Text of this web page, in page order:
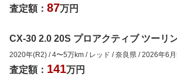
査定額： 87万円
CX-30 2.0 20S プロアクティブ ツーリ
2020年(R2) /4〜5万km / レッド /奈良県 /2026年6月
査定額： 141万円